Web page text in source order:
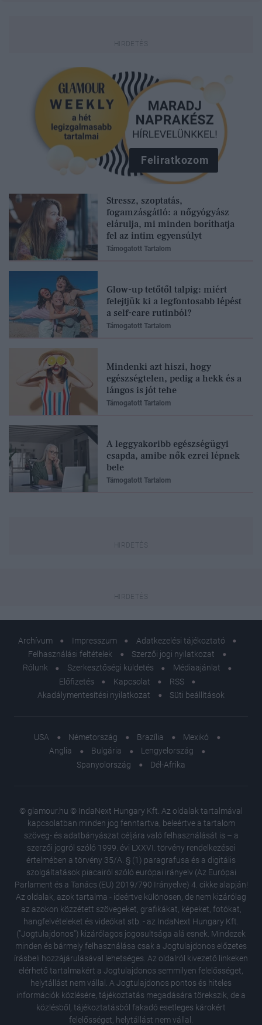
Feliratkozom
Stressz, szoptatás,
fogamzásgátló: a nőgyógyász
elárulja, mi minden boríthatja
fel az intim egyensúlyt
Támogatott Tartalom
Glow-up tetőtől talpig: miért
felejtjük ki a legfontosabb lépést
a self-care rutinból?
Támogatott Tartalom
Mindenki azt hiszi, hogy
egészségtelen, pedig a hekk és a
lángos is jót tehe
Támogatott Tartalom
A leggyakoribb egészségügyi
csapda, amibe nők ezrei lépnek
bele
Támogatott Tartalom
Archívum Impresszum
Adatkezelési tájékoztató
Felhasználási feltételek
Szerzői jogi nyilatkozat
Rólunk
Szerkesztőségi küldetés
Médiaajánlat
Előfizetés
Kapcsolat
RSS
Akadálymentesítési nyilatkozat
Süti beállítások
USA Németország Brazília
Mexikó
Anglia
Bulgária
Lengyelország
Spanyolország
Dél-Afrika
© glamour.hu © IndaNext Hungary Kft. Az oldalak tartalmával
kapcsolatban minden jog fenntartva, beleértve a tartalom
szöveg- és adatbányászat céljára való felhasználását is – a
szerzői jogról szóló 1999. évi LXXVI. törvény rendelkezései
értelmében a törvény 35/A. § (1) paragrafusa és a digitális
szolgáltatások piacairól szóló európai irányelv (Az Európai
Parlament és a Tanács (EU) 2019/790 Irányelve) 4. cikke alapján!
Az oldalak, azok tartalma - ideértve különösen, de nem kizárólag
az azokon közzétett szövegeket, grafikákat, képeket, fotókat,
hangfelvételeket és videókat stb. - az IndaNext Hungary Kft.
("Jogtulajdonos") kizárólagos jogosultsága alá esnek. Mindezek
minden és bármely felhasználása csak a Jogtulajdonos előzetes
írásbeli hozzájárulásával lehetséges. Az oldalról kivezető linkeken
elérhető tartalmakért a Jogtulajdonos semmilyen felelősséget,
helytállást nem vállal. A Jogtulajdonos pontos és hiteles
információk közlésére, tájékoztatás megadására törekszik, de a
közlésből, tájékoztatásból fakadó esetleges károkért
felelősséget, helytállást nem vállal.